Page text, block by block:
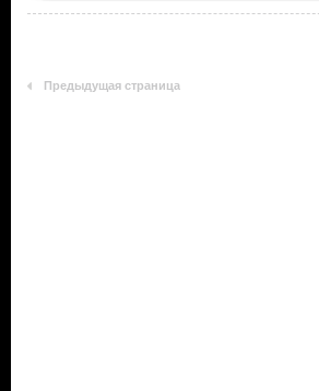
Предыдущая страница